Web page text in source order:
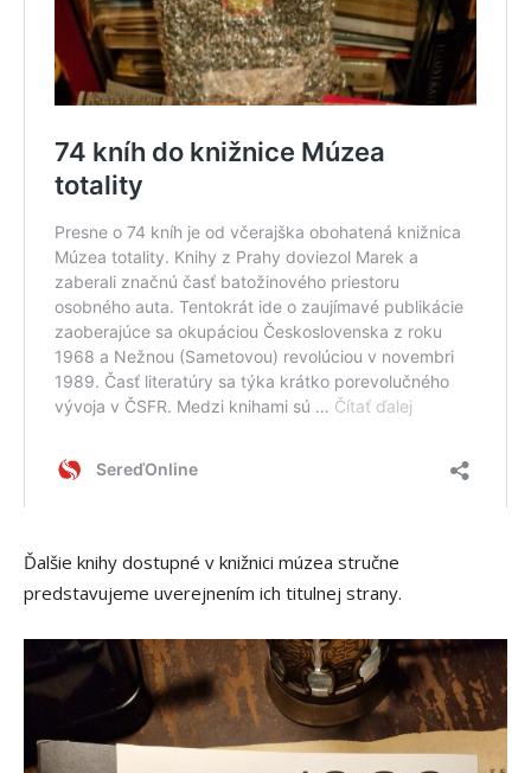
Ďalšie knihy dostupné v knižnici múzea stručne
predstavujeme uverejnením ich titulnej strany.